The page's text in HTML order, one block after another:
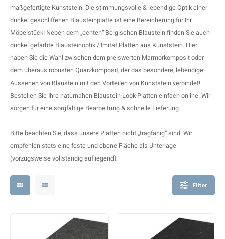
maßgefertigte Kunststein. Die stimmungsvolle & lebendige Optik einer
dunkel geschliffenen Blausteinplatte ist eine Bereicherung für Ihr
Möbelstück! Neben dem „echten“ Belgischen Blaustein finden Sie auch
dunkel gefärbte Blausteinoptik / Imitat Platten aus Kunststein. Hier
haben Sie die Wahl zwischen dem preiswerten Marmorkomposit oder
dem überaus robusten Quarzkomposit, der das besondere, lebendige
Aussehen von Blaustein mit den Vorteilen von Kunststein verbindet!
Bestellen Sie Ihre naturnahen Blaustein-Look-Platten einfach online. Wir
sorgen für eine sorgfältige Bearbeitung & schnelle Lieferung.
Bitte beachten Sie, dass unsere Platten nicht „tragfähig“ sind. Wir
empfehlen stets eine feste und ebene Fläche als Unterlage
(vorzugsweise vollständig aufliegend).
Filter